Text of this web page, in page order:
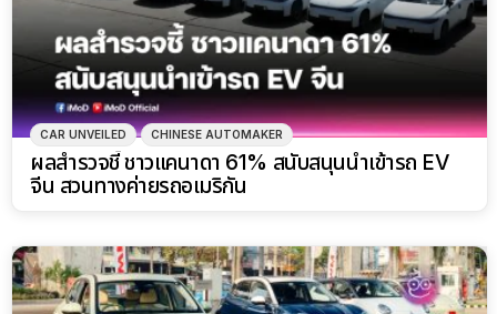
CAR UNVEILED CHINESE AUTOMAKER
ผลสำรวจชี้ ชาวแคนาดา 61% สนับสนุนนำเข้ารถ EV
จีน สวนทางค่ายรถอเมริกัน